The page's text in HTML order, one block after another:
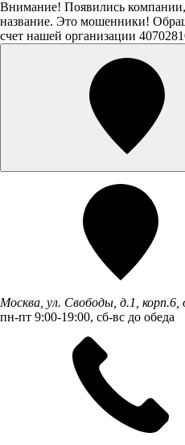
Внимание! Появились
название. Это мошенники!
счет нашей организации
Москва, ул. Свободы, д.1, корп.6,
пн-пт 9:00-19:00, сб-вс до обеда